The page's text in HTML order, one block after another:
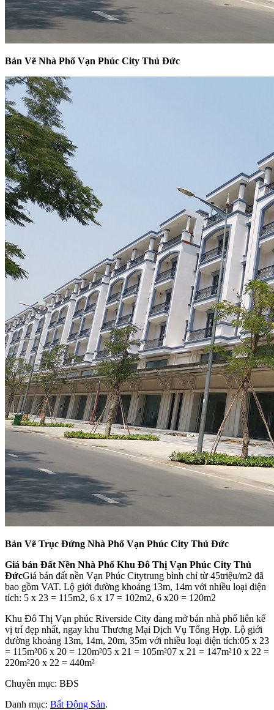
Bản Vẽ Nhà Phố Vạn Phúc City Thủ Đức
Bản Vẽ Trục Đứng Nhà Phố Vạn Phúc City Thủ Đức
Giá bán Đất Nền Nhà Phố Khu Đô Thị Vạn Phúc City Thủ
ĐứcGiá bán đất nền Vạn Phúc Citytrung bình chỉ từ 45triệu/m2 đã
bao gồm VAT. Lộ giới đường khoảng 13m, 14m với nhiều loại diện
tích: 5 x 23 = 115m2, 6 x 17 = 102m2, 6 x20 = 120m2
Khu Đô Thị Vạn phúc Riverside City đang mở bán nhà phố liên kế
vị trí đẹp nhất, ngay khu Thương Mại Dịch Vụ Tổng Hợp. Lộ giới
đường khoảng 13m, 14m, 20m, 35m với nhiều loại diện tích:05 x 23
= 115m²06 x 20 = 120m²05 x 21 = 105m²07 x 21 = 147m²10 x 22 =
220m²20 x 22 = 440m²
Chuyên mục: BĐS
Danh mục: Bất Động Sản.